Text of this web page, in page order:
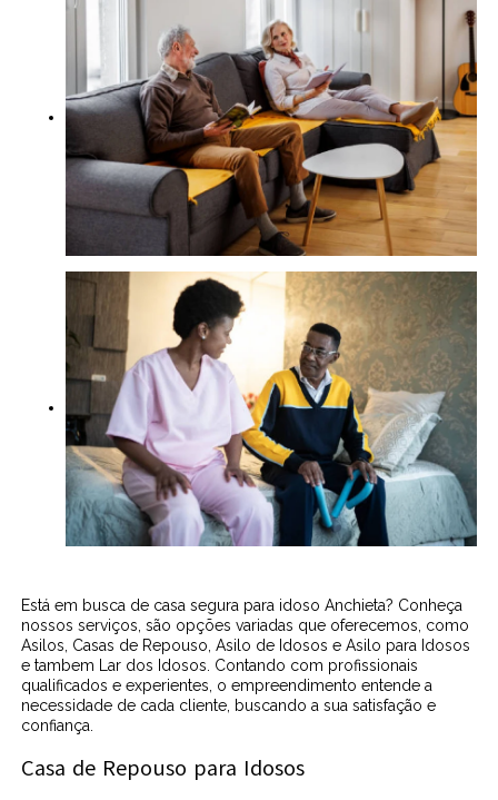
Está em busca de casa segura para idoso Anchieta? Conheça
nossos serviços, são opções variadas que oferecemos, como
Asilos, Casas de Repouso, Asilo de Idosos e Asilo para Idosos
e tambem Lar dos Idosos. Contando com profissionais
qualificados e experientes, o empreendimento entende a
necessidade de cada cliente, buscando a sua satisfação e
confiança.
Casa de Repouso para Idosos